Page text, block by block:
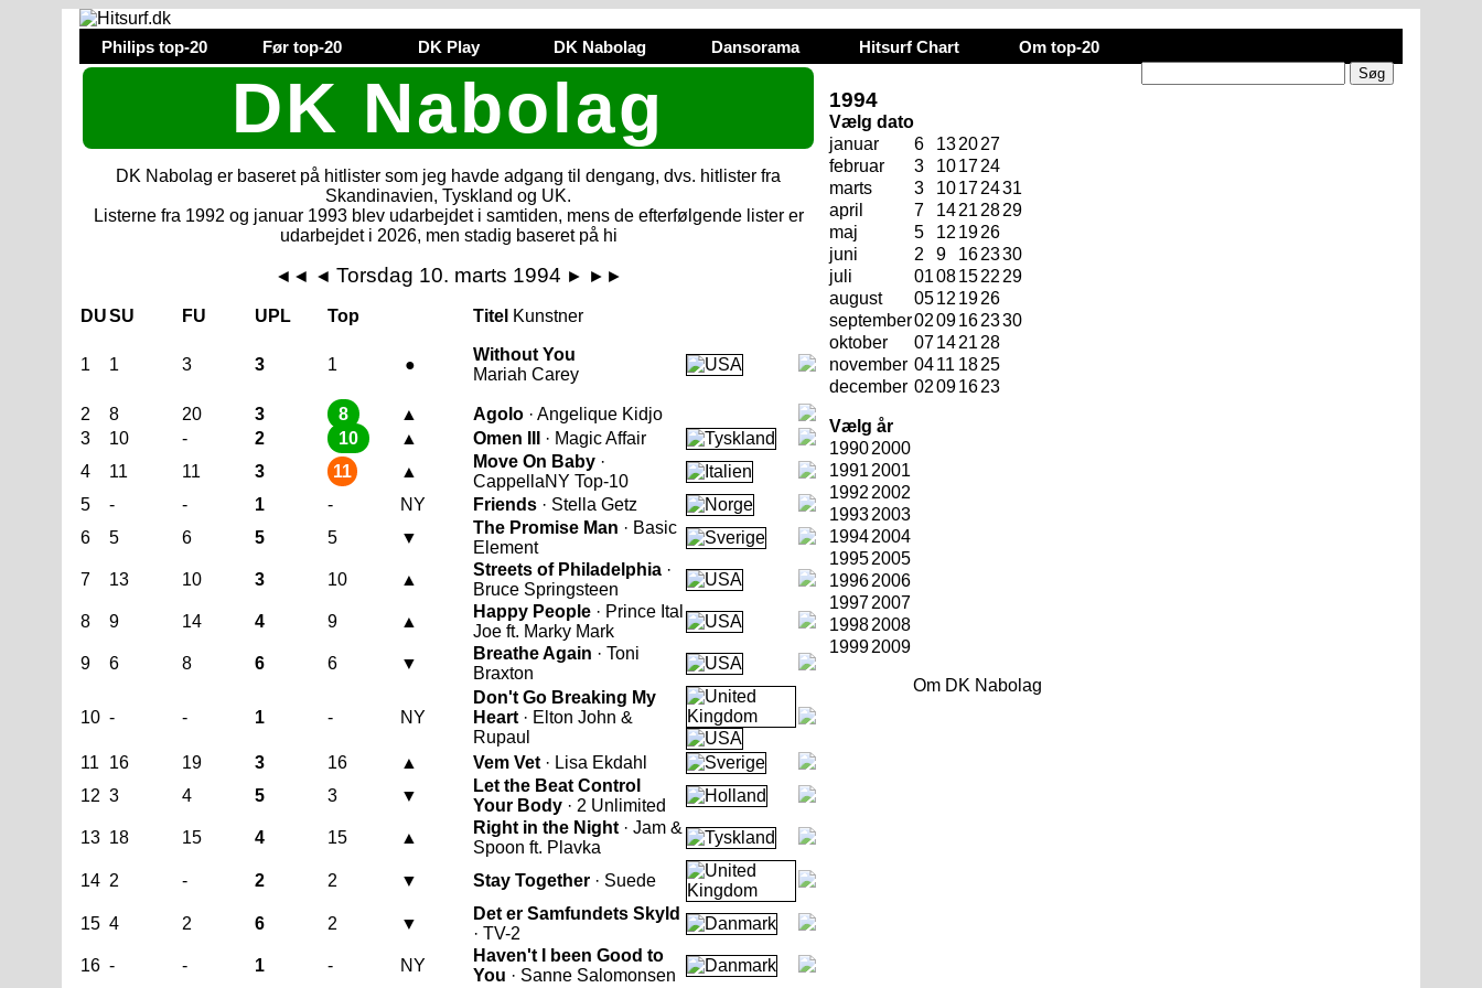
Philips top-20 Før top-20 DK Play DK Nabolag Dansorama Hitsurf Chart Om top-20
DK Nabolag
DK Nabolag er baseret på hitlister som jeg havde adgang til dengang, dvs. hitlister fra
Skandinavien, Tyskland og UK.
Listerne fra 1992 og januar 1993 blev udarbejdet i samtiden, mens de efterfølgende lister er
udarbejdet i 2026, men stadig baseret på hi
◄◄ ◄ Torsdag 10. marts 1994 ► ►►
DUSU FU UPL Top Titel Kunstner
1 1 3 3 1 ●
Without You
Mariah Carey
2 8 20 3 8 ▲ Agolo · Angelique Kidjo
3
10 - 2 10 ▲ Omen III
· Magic Affair
4
11 11 3 11 ▲
Move On Baby ·
CappellaNY Top-10
5
- - 1 - NY Friends · Stella Getz
6
5 6 5 5 ▼
The Promise Man · Basic
Element
7
13 10 3 10 ▲
Streets of Philadelphia ·
Bruce Springsteen
8
9 14 4 9 ▲
Happy People · Prince Ital
Joe ft. Marky Mark
9
6 8 6 6 ▼
Breathe Again · Toni
Braxton
10 - - 1 - NY
Don't Go Breaking My
Heart · Elton John &
Rupaul
11
16 19 3 16 ▲ Vem Vet · Lisa Ekdahl
12 3 4 5 3 ▼
Let the Beat Control
Your Body · 2 Unlimited
13 18 15 4 15 ▲
Right in the Night · Jam &
Spoon ft. Plavka
14 2 - 2 2 ▼ Stay Together · Suede
15 4 2 6 2 ▼
Det er Samfundets Skyld
· TV-2
16 - - 1 - NY
Haven't I been Good to
You · Sanne Salomonsen
1994
Vælg dato
januar
6 132027
februar
3 101724
marts
3 10172431
april
7 1421 2829
maj
5 12 1926
juni
2 9 162330
juli
01081522 29
august
0512 1926
september0209162330
oktober
071421 28
november 0411 1825
december 02091623
Vælg år
19902000
1991 2001
1992 2002
19932003
19942004
19952005
19962006
19972007
19982008
19992009
Om DK Nabolag